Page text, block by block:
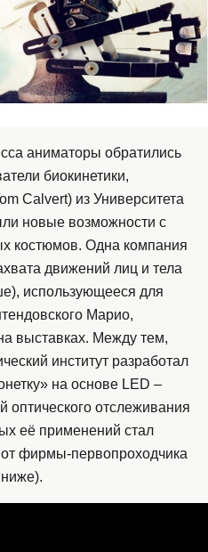
аниматоры обратились
биокинетики,
Calvert) из Университета
новые возможности с
костюмов. Одна компания
движений лиц и тела
использующееся для
Марио,
выставках. Между тем,
институт разработал
на основе LED –
оптического отслеживания
её применений стал
фирмы-первопроходчика